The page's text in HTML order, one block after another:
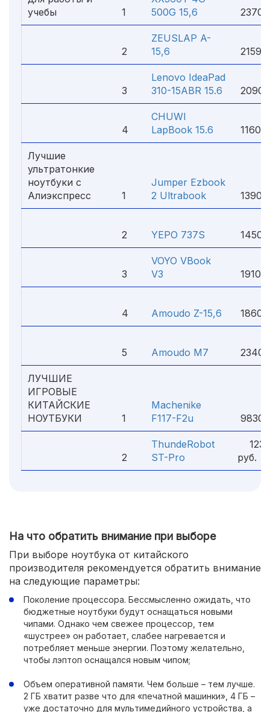
учебы
1
500G 15,6
2
ZEUSLAP A-
15,6
3
Lenovo IdeaPad
310-15ABR 15.6
4
CHUWI
LapBook 15.6
Лучшие
ультратонкие
ноутбуки с
Алиэкспресс
1
Jumper Ezbook
2 Ultrabook
2 YEPO 737S
3
VOYO VBook
V3
4 Amoudo Z-15,6
5 Amoudo M7
ЛУЧШИЕ
ИГРОВЫЕ
КИТАЙСКИЕ
НОУТБУКИ
1
Machenike
F117-F2u
2
ThundeRobot
ST-Pro
руб.
На что обратить внимание при выборе
При выборе ноутбука от китайского
производителя рекомендуется обратить внимание
на следующие параметры:
Поколение процессора. Бессмысленно ожидать, что
бюджетные ноутбуки будут оснащаться новыми
чипами. Однако чем свежее процессор, тем
«шустрее» он работает, слабее нагревается и
потребляет меньше энергии. Поэтому желательно,
чтобы лэптоп оснащался новым чипом;
Объем оперативной памяти. Чем больше – тем лучше.
2 ГБ хватит разве что для «печатной машинки», 4 ГБ –
уже достаточно для мультимедийного устройства, а